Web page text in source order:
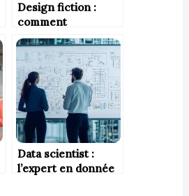
Design fiction :
comment
l’imaginaire inspire
l’innovation de
demain ?
Data scientist :
l’expert en donnée